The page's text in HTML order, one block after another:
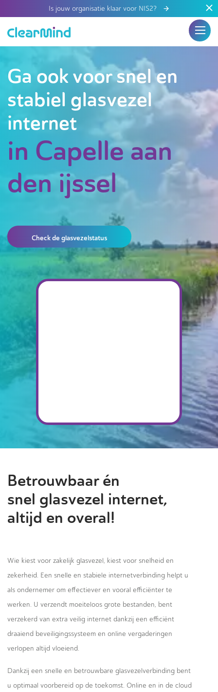
Is jouw organisatie klaar voor NIS2?
Ga ook voor snel en
stabiel glasvezel
internet
in Capelle aan
den ijssel
Check de glasvezelstatus
Betrouwbaar én
snel glasvezel internet,
altijd en overal!
Wie kiest voor zakelijk glasvezel, kiest voor snelheid en
zekerheid. Een snelle en stabiele internetverbinding helpt u
als ondernemer om effectiever en vooral efficiënter te
werken. U verzendt moeiteloos grote bestanden, bent
verzekerd van extra veilig internet dankzij een efficiënt
draaiend beveiligingssysteem en online vergaderingen
verlopen altijd vloeiend.
Dankzij een snelle en betrouwbare glasvezelverbinding bent
u optimaal voorbereid op de toekomst. Online en in de cloud